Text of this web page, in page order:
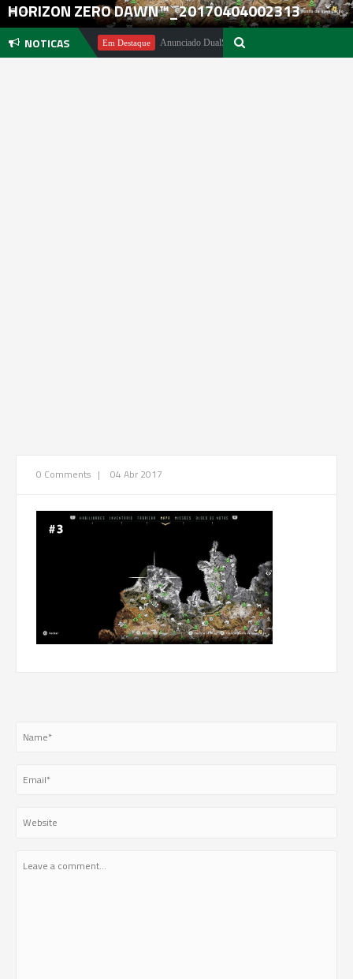
HORIZON ZERO DAWN™_20170404002313
NOTICAS
Pachter Em Destaque Anunciado DualSense The Last of Us Limited Edition
0 Comments | 04 Abr 2017